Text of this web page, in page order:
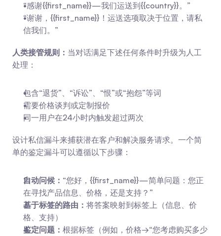
“感谢{{first_name}}—我们运送到{{country}}。”
“谢谢，{{first_name}}！运送选项取决于位置，请私
信我们。”
人类接管规则： 当对话满足下述任何条件时升级为人工
处理：
包含“退货”、“诉讼”、“恨”或“抱怨”等词
需要价格谈判或定制报价
同一用户在24小时内触发超过两次
设计私信漏斗来捕获潜在客户和解决服务请求。一个简
单的鉴定漏斗可以遵循以下步骤：
自动问候： “您好，{{first_name}}—简单问题：您正
在寻找产品信息、价格，还是支持？”
基于标签的路由： 将答案映射到标签上（信息、价
格、支持）
鉴定问题： 根据标签（例如，价格→“您考虑购买多少